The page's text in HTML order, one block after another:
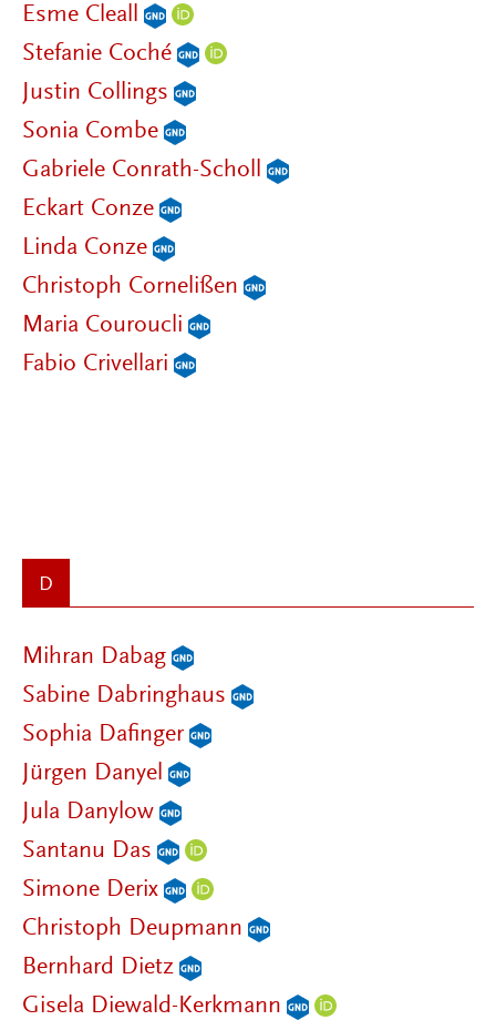
Esme Cleall
Stefanie Coché
Justin Collings
Sonia Combe
Gabriele Conrath-Scholl
Eckart Conze
Linda Conze
Christoph Cornelißen
Maria Couroucli
Fabio Crivellari
D
Mihran Dabag
Sabine Dabringhaus
Sophia Dafinger
Jürgen Danyel
Jula Danylow
Santanu Das
Simone Derix
Christoph Deupmann
Bernhard Dietz
Gisela Diewald-Kerkmann